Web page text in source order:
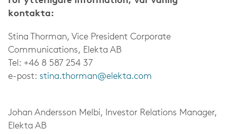
kontakta:
Stina Thorman, Vice President Corporate
Communications, Elekta AB
Tel: +46 8 587 254 37
e-post: stina.thorman@elekta.com
Johan Andersson Melbi, Investor Relations Manager,
Elekta AB